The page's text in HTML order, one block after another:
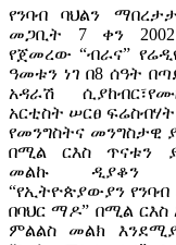
የንባብ ባህልን
መጋቢት 7 ቀን
የጀመረው “ብራና”
ዓመቱን ነገ በ8 ሰዓት
አዳራሽ
አርቲስት ሠርፀ ፍሬስብሃት
የመንግስትና መንግስታዊ
በሚል ርእስ ጥናቱን
መልኩ ዲያቆን
“የኢትዮጵያውያን
በባህር ማዶ” በሚል
ምልልስ መልክ